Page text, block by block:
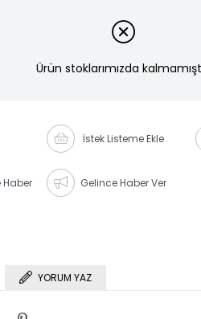
Ürün stoklarımızda
İstek Listeme Ekle
Haber Gelince Haber Ver
YORUM YAZ